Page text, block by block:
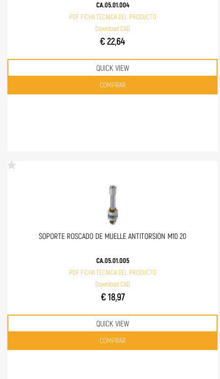
CA.05.01.004
PDF FICHA TÉCNICA DEL PRODUCTO
Download CAD
€ 22,64
QUICK VIEW
Quantità
COMPRAR
SOPORTE ROSCADO DE MUELLE ANTITORSIÓN M10 20
CA.05.01.005
PDF FICHA TÉCNICA DEL PRODUCTO
Download CAD
€ 18,97
QUICK VIEW
Quantità
COMPRAR